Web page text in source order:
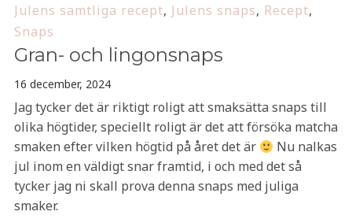
Julens samtliga recept, Julens snaps, Recept,
Snaps
Gran- och lingonsnaps
16 december, 2024
Jag tycker det är riktigt roligt att smaksätta snaps till
olika högtider, speciellt roligt är det att försöka matcha
smaken efter vilken högtid på året det är
Nu nalkas
jul inom en väldigt snar framtid, i och med det så
tycker jag ni skall prova denna snaps med juliga
smaker.